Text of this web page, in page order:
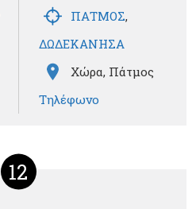
ΠΑΤΜΟΣ,
ΔΩΔΕΚΑΝΗΣΑ
Χώρα, Πάτμος
Τηλέφωνο
12